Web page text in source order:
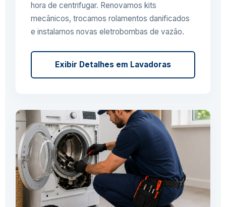
hora de centrifugar. Renovamos kits
mecânicos, trocamos rolamentos danificados
e instalamos novas eletrobombas de vazão.
Exibir Detalhes em Lavadoras